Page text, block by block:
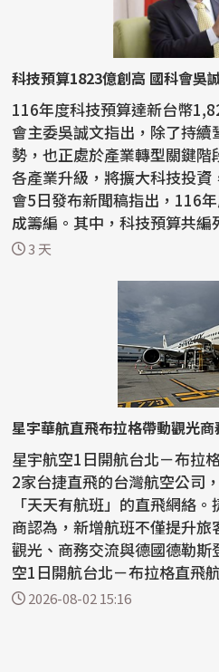
科技預算1823億創高 國科會吳
116年度科技預算達新台幣
會主委吳誠文指出，除了持
勢，也正處於產業轉型關鍵
各產業升級，將擴大科技投資，
會5日發布新聞稿指出，116
成籌編。其中，科技預算共
擴...3 天
星宇華航直飛布拉格帶動觀光
星宇航空1日開航台北－布拉
2家台捷直飛的台灣航空公司
「天天有航班」的直飛網絡
商認為，新增航班不僅提升
觀光、商務交流與德國德勒斯登台
空1日開航台北－布拉格直飛
國...2026-08-02 15:16